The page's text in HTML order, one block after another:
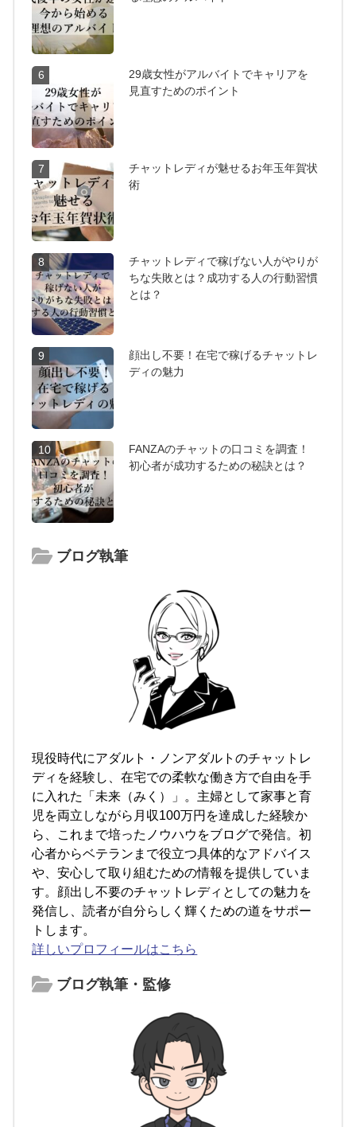
6
29歳女性がアルバイトでキャリアを
見直すためのポイント
7
チャットレディが魅せるお年玉年賀状
術
8
チャットレディで稼げない人がやりが
ちな失敗とは？成功する人の行動習慣
とは？
9
顔出し不要！在宅で稼げるチャットレ
ディの魅力
10
FANZAのチャットの口コミを調査！
初心者が成功するための秘訣とは？
ブログ執筆
現役時代にアダルト・ノンアダルトのチャットレ
ディを経験し、在宅での柔軟な働き方で自由を手
に入れた「未来（みく）」。主婦として家事と育
児を両立しながら月収100万円を達成した経験か
ら、これまで培ったノウハウをブログで発信。初
心者からベテランまで役立つ具体的なアドバイス
や、安心して取り組むための情報を提供していま
す。顔出し不要のチャットレディとしての魅力を
発信し、読者が自分らしく輝くための道をサポー
トします。
詳しいプロフィールはこちら
ブログ執筆・監修